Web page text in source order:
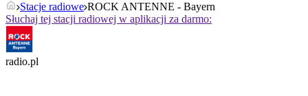
Stacje radiowe ROCK ANTENNE - Bayern
Słuchaj tej stacji radiowej w aplikacji za darmo:
radio.pl